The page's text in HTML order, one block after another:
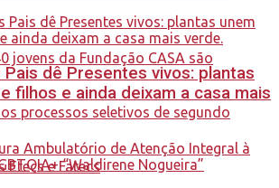
Pais dê Presentes vivos: plantas
filhos e ainda deixam a casa mais